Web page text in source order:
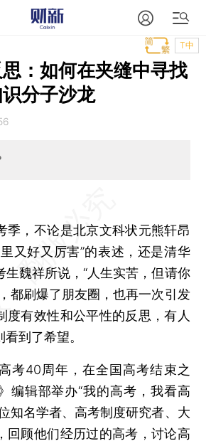
T中
：如何在夹缝中寻找
分子沙龙
，不论是北京文科状元熊轩昂
又好又厉害”的表述，还是清华
生魏祥所说，“人生实苦，但请你
都刷爆了朋友圈，也再一次引发
度有效性和公平性的反思，有人
到了希望。
40周年，在全国高考结束之
编辑部举办“我的高考，我看高
知名学者、高考制度研究者、大
回顾他们经历过的高考，讨论高